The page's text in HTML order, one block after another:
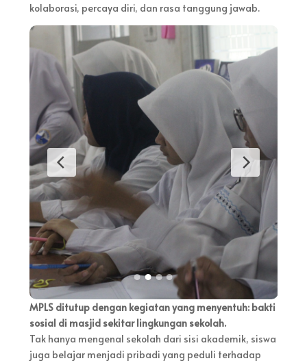
kolaborasi, percaya diri, dan rasa tanggung jawab.
MPLS ditutup dengan kegiatan yang menyentuh: bakti
sosial di masjid sekitar lingkungan sekolah.
Tak hanya mengenal sekolah dari sisi akademik, siswa
juga belajar menjadi pribadi yang peduli terhadap